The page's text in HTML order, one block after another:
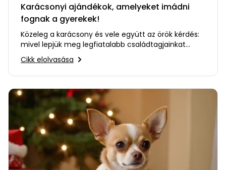
Karácsonyi ajándékok, amelyeket imádni
fognak a gyerekek!
Közeleg a karácsony és vele együtt az örök kérdés:
mivel lepjük meg legfiatalabb családtagjainkat
idén? Ennek a…
Cikk elolvasása